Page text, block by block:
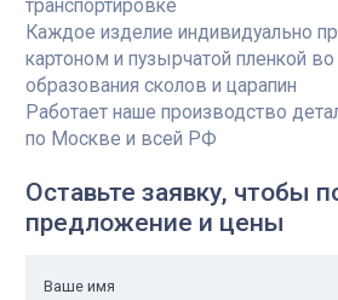
транспортировке
Каждое изделие индивидуально
картоном и пузырчатой пленкой
образования сколов и царапин
Работает наше производство
по Москве и всей РФ
Оставьте заявку, чтобы
предложение и цены
Ваше имя